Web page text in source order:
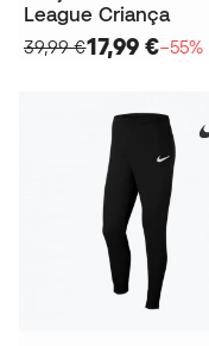
League Criança
39,99 €17,99 €−55%